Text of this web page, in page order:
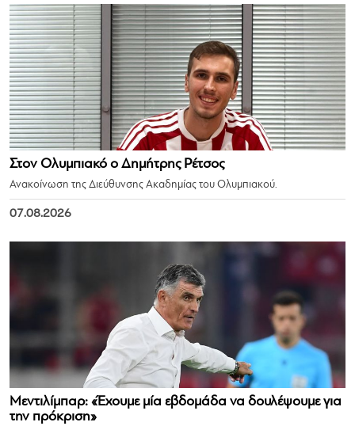
Στον Ολυμπιακό ο Δημήτρης Ρέτσος
Ανακοίνωση της Διεύθυνσης Ακαδημίας του Ολυμπιακού.
07.08.2026
Μεντιλίμπαρ: «Έχουμε μία εβδομάδα να δουλέψουμε για
την πρόκριση»